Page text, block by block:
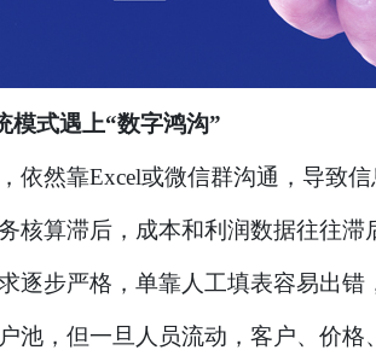
模式遇上“数字鸿沟”
依然靠Excel或微信群沟通，导致信
核算滞后，成本和利润数据往往滞
逐步严格，单靠人工填表容易出错
池，但一旦人员流动，客户、价格